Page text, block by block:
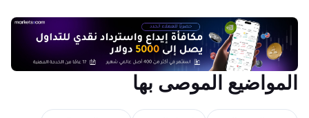
المواضيع الموصى بها